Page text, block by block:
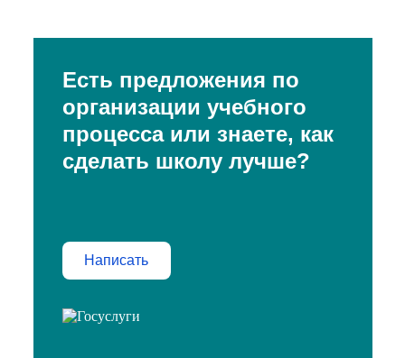
Есть предложения по
организации учебного
процесса или знаете, как
сделать школу лучше?
Написать